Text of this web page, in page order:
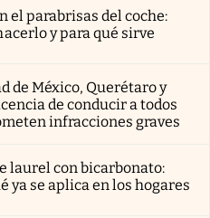
el parabrisas del coche:
y para qué sirve
de México, Querétaro y
de conducir a todos
infracciones graves
laurel con bicarbonato:
ya se aplica en los hogares